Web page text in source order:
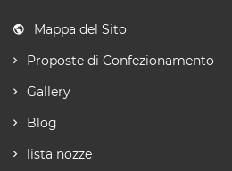
Mappa del Sito
Proposte di Confezionamento
Gallery
Blog
lista nozze